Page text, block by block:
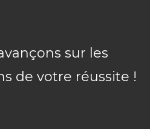
sur les
de votre réussite !